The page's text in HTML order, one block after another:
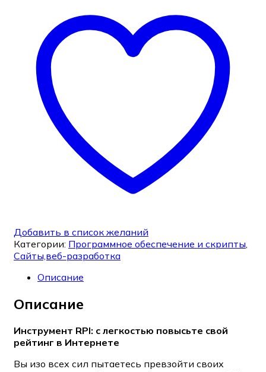
Добавить в список желаний
Категории: Программное обеспечение и скрипты,
Сайты,веб-разработка
Описание
Описание
Инструмент RPI: с легкостью повысьте свой
рейтинг в Интернете
Вы изо всех сил пытаетесь превзойти своих